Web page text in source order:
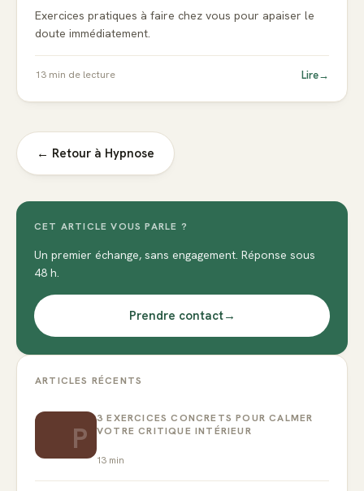
Exercices pratiques à faire chez vous pour apaiser le
doute immédiatement.
13 min de lecture Lire→
← Retour à Hypnose
CET ARTICLE VOUS PARLE ?
Un premier échange, sans engagement. Réponse sous
48 h.
Prendre contact→
ARTICLES RÉCENTS
P
3 EXERCICES CONCRETS POUR CALMER
VOTRE CRITIQUE INTÉRIEUR
13 min